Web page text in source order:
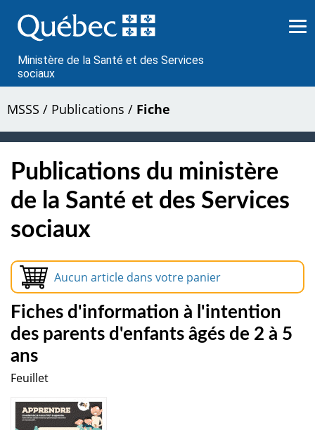
au
contenu
Ministère de la Santé et des Services
sociaux
MSSS / Publications / Fiche
Publications du ministère
de la Santé et des Services
sociaux
Aucun article dans votre panier
Fiches d'information à l'intention
des parents d'enfants âgés de 2 à 5
ans
Feuillet